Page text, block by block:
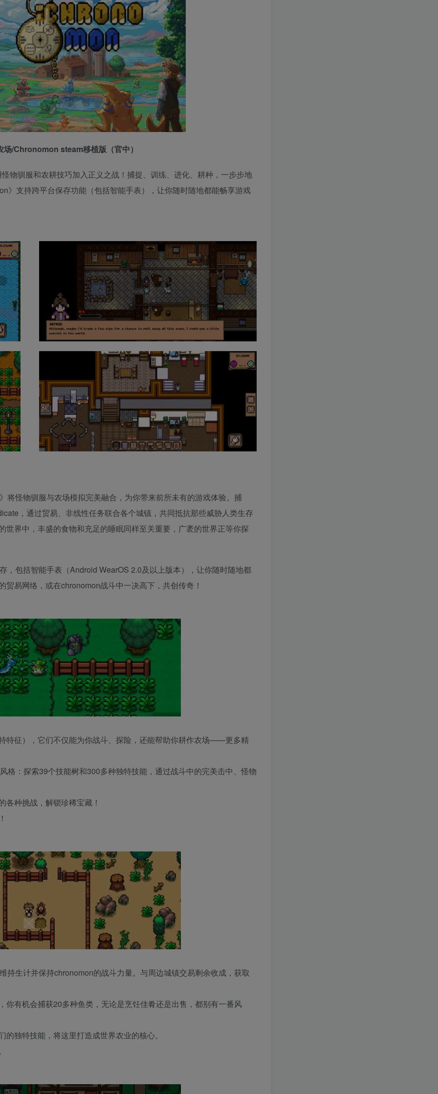
场/Chronomon steam移植版（官中）
物驯服和农耕技巧加入正义之战！捕捉、训练、进化、耕种，一步步地
》支持跨平台保存功能（包括智能手表），让你随时随地都能畅享游戏
将怪物驯服与农场模拟完美融合，为你带来前所未有的游戏体验。捕
，通过贸易、非线性任务联合各个城镇，共同抵抗那些威胁人类生存
界中，丰盛的食物和充足的睡眠同样至关重要，广袤的世界正等你探
，包括智能手表（Android WearOS 2.0及以上版本），让你随时随地都
易网络，或在chronomon战斗中一决高下，共创传奇！
特征），它们不仅能为你战斗、探险，还能帮助你耕作农场——更多精
格：探索39个技能树和300多种独特技能，通过战斗中的完美击中、怪物
种挑战，解锁珍稀宝藏！
生计并保持chronomon的战斗力量。与周边城镇交易剩余收成，获取
有机会捕获20多种鱼类，无论是烹饪佳肴还是出售，都别有一番风
独特技能，将这里打造成世界农业的核心。